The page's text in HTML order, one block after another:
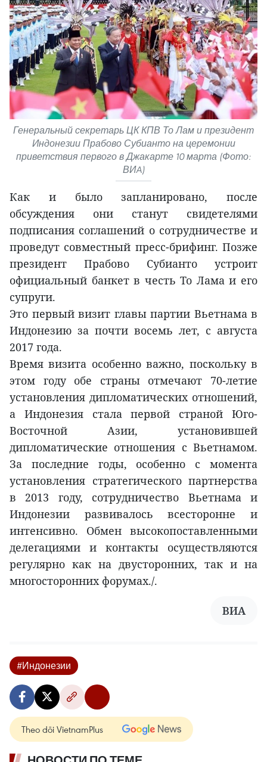
Генеральный секретарь ЦК КПВ То Лам и президент
Индонезии Прабово Субианто на церемонии
приветствия первого в Джакарте 10 марта (Фото:
ВИA)
Как и было запланировано, после
обсуждения они станут свидетелями
подписания соглашений о сотрудничестве и
проведут совместный пресс-брифинг. Позже
президент Прабово Субианто устроит
официальный банкет в честь То Лама и его
супруги.
Это первый визит главы партии Вьетнама в
Индонезию за почти восемь лет, с августа
2017 года.
Время визита особенно важно, поскольку в
этом году обе страны отмечают 70-летие
установления дипломатических отношений,
а Индонезия стала первой страной Юго-
Восточной Азии, установившей
дипломатические отношения с Вьетнамом.
За последние годы, особенно с момента
установления стратегического партнерства
в 2013 году, сотрудничество Вьетнама и
Индонезии развивалось всесторонне и
интенсивно. Обмен высокопоставленными
делегациями и контакты осуществляются
регулярно как на двусторонних, так и на
многосторонних форумах./.
ВИА
#Индонезии
Theo dõi VietnamPlus